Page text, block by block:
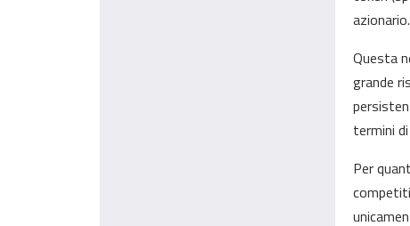
azionario.
Questa
grande
termini
Per